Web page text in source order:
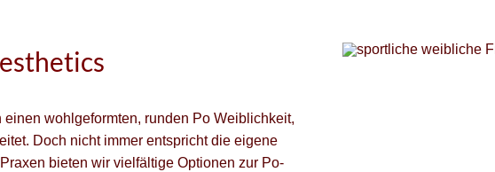
wohlgeformten, runden Po Weiblichkeit,
Doch nicht immer entspricht die eigene
bieten wir vielfältige Optionen zur Po-